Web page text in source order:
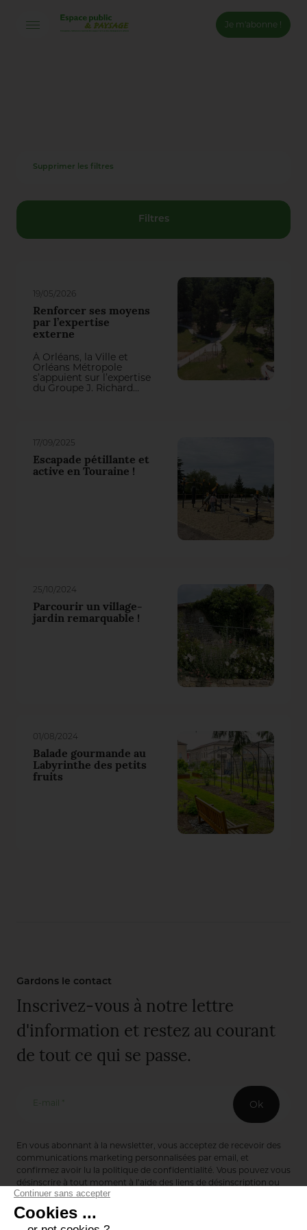
Je m'abonne !
Supprimer les filtres
Filtres
19/05/2026
Renforcer ses moyens
par l’expertise
externe
À Orléans, la Ville et
Orléans Métropole
s’appuient sur l’expertise
du Groupe J. Richard
gestion et les expertises
internes.
17/09/2025
Escapade pétillante et
active en Touraine !
25/10/2024
Parcourir un village-
jardin remarquable !
01/08/2024
Balade gourmande au
Labyrinthe des petits
fruits
Gardons le contact
Inscrivez-vous à notre lettre
d'information et restez au courant
de tout ce qui se passe.
E-mail * Ok
En vous abonnant à la newsletter, vous acceptez de recevoir des
communications marketing personnalisées par email, et
confirmez avoir lu la politique de confidentialité. Vous pouvez vous
désinscrire à tout moment à l’aide des liens de désinscription ou
en nous contactant via notre formulaire de contact :
Editions de Bionnay